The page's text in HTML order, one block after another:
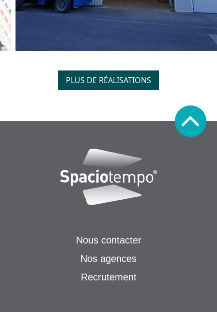
PLUS DE RÉALISATIONS
Nous contacter
Nos agences
Recrutement